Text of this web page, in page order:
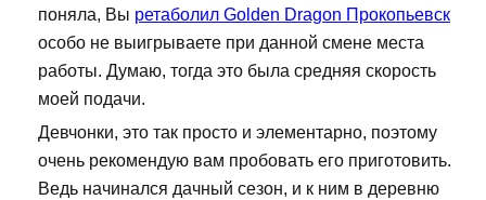
поняла, Вы ретаболил Golden Dragon Прокопьевск
особо не выигрываете при данной смене места
работы. Думаю, тогда это была средняя скорость
моей подачи.
Девчонки, это так просто и элементарно, поэтому
очень рекомендую вам пробовать его приготовить.
Ведь начинался дачный сезон, и к ним в деревню